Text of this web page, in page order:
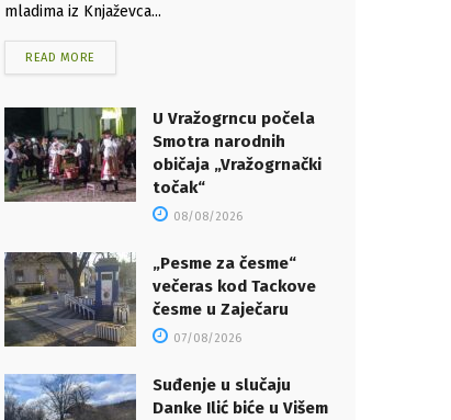
mladima iz Knjaževca...
READ MORE
U Vražogrncu počela
Smotra narodnih
običaja „Vražogrnački
točak“
08/08/2026
„Pesme za česme“
večeras kod Tackove
česme u Zaječaru
07/08/2026
Suđenje u slučaju
Danke Ilić biće u Višem